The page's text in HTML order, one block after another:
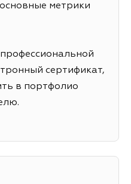
метрики
сертификат,
в портфолио